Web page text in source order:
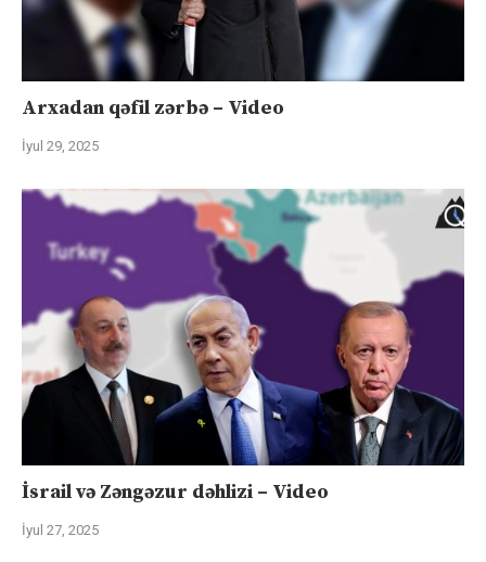
Arxadan qəfil zərbə – Video
İyul 29, 2025
İsrail və Zəngəzur dəhlizi – Video
İyul 27, 2025